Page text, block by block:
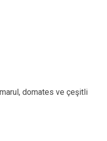
domates ve çeşitli